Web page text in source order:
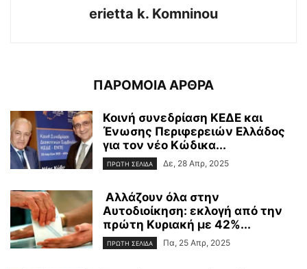
erietta k. Komninou
ΠΑΡΟΜΟΙΑ ΑΡΘΡΑ
Κοινή συνεδρίαση ΚΕΔΕ και
Ένωσης Περιφερειών Ελλάδος
για τον νέο Κώδικα...
ΠΡΩΤΗ ΣΕΛΙΔΑ Δε, 28 Απρ, 2025
Αλλάζουν όλα στην
Αυτοδιοίκηση: εκλογή από την
πρώτη Κυριακή με 42%...
ΠΡΩΤΗ ΣΕΛΙΔΑ Πα, 25 Απρ, 2025